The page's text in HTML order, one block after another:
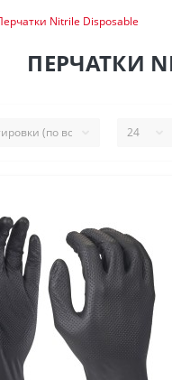
Nitrile Disposable
ПЕРЧАТКИ